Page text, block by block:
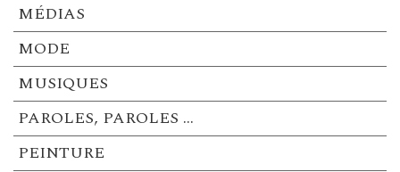
MÉDIAS
MODE
MUSIQUES
PAROLES, PAROLES …
PEINTURE